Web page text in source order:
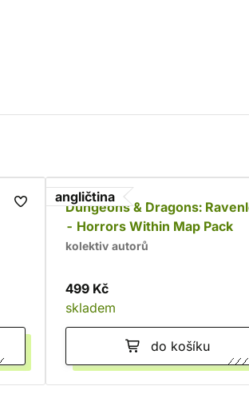
angličtina
Dungeons & Dragons:
- Horrors Within Map Pack
kolektiv autorů
499 Kč
skladem
do košíku